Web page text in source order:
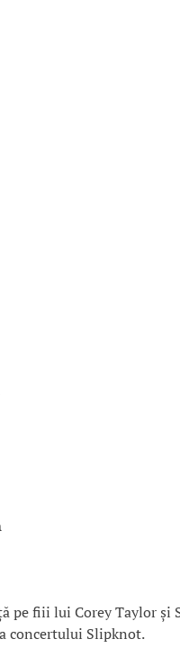
pe fiii lui Corey Taylor și
concertului Slipknot.